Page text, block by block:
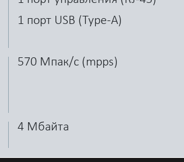
1 порт USB (Type-A)
570 Мпак/с (mpps)
4 Мбайта